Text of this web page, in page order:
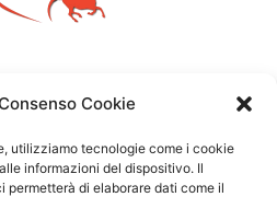
Cookie
utilizziamo tecnologie come i cookie
informazioni del dispositivo. Il
permetterà di elaborare dati come il